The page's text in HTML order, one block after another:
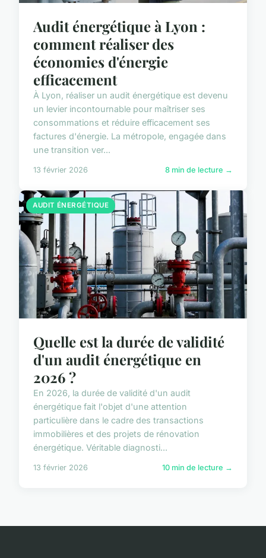
Audit énergétique à Lyon :
comment réaliser des
économies d'énergie
efficacement
À Lyon, réaliser un audit énergétique est devenu
un levier incontournable pour maîtriser ses
consommations et réduire efficacement ses
factures d'énergie. La métropole, engagée dans
une transition ver...
13 février 2026 8 min de lecture →
AUDIT ÉNERGÉTIQUE
Quelle est la durée de validité
d'un audit énergétique en
2026 ?
En 2026, la durée de validité d'un audit
énergétique fait l'objet d'une attention
particulière dans le cadre des transactions
immobilières et des projets de rénovation
énergétique. Véritable diagnosti...
13 février 2026 10 min de lecture →